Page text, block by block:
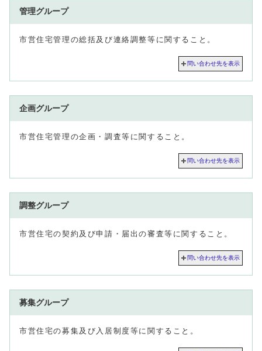
管理グループ
市営住宅管理の総括及び連絡調整等に関すること。
問い合わせ先を表示
企画グループ
市営住宅管理の企画・調査等に関すること。
問い合わせ先を表示
調整グループ
市営住宅の契約及び申請・届出の審査等に関すること。
問い合わせ先を表示
募集グループ
市営住宅の募集及び入居制度等に関すること。